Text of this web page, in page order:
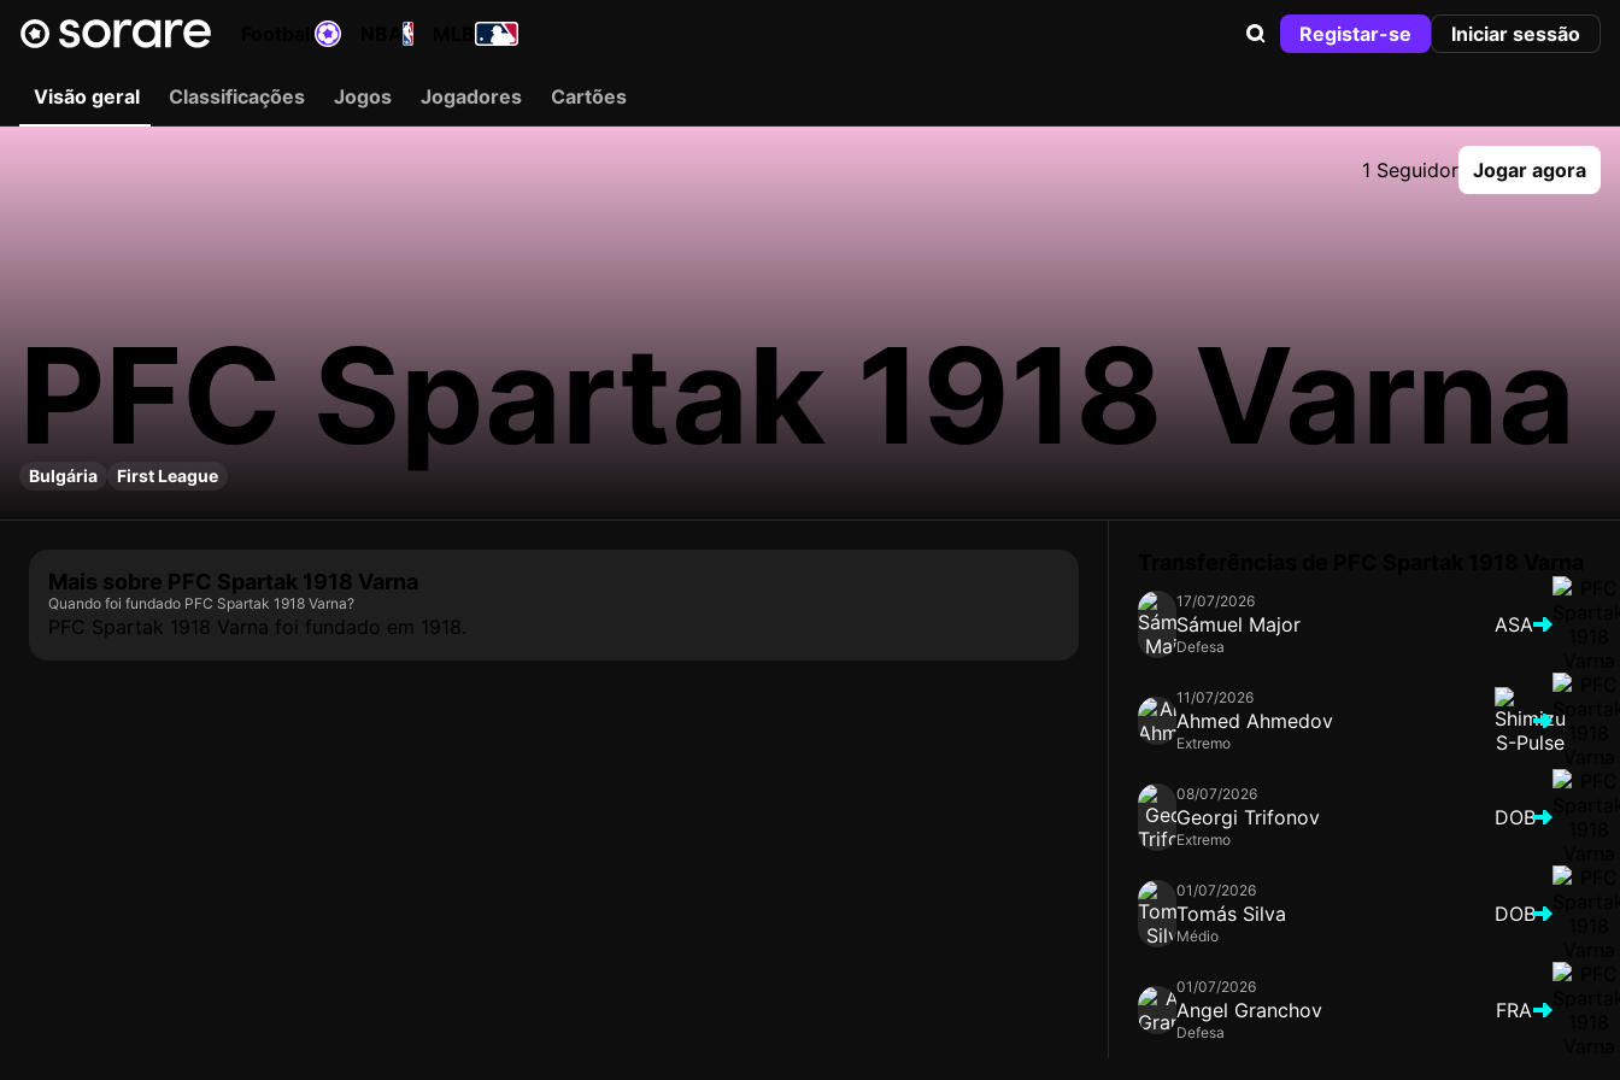
Registar-se Iniciar sessão
Visão geral Classificações Jogos Jogadores Cartões
1 Seguidor Jogar agora
PFC Spartak 1918 Varna
Bulgária First League
Mais sobre PFC Spartak 1918 Varna
Quando foi fundado PFC Spartak 1918 Varna?
PFC Spartak 1918 Varna foi fundado em 1918.
17/07/2026
Sámuel Major
Defesa
ASA
11/07/2026
Ahmed Ahmedov
Extremo
08/07/2026
Georgi Trifonov
Extremo
DOB
01/07/2026
Tomás Silva
Médio
DOB
01/07/2026
Angel Granchov
Defesa
FRA